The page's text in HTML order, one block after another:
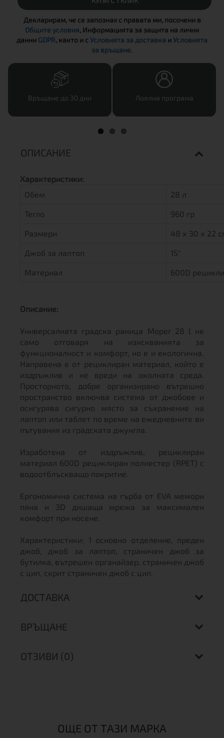
Декларирам, че се запознах с правата ми, посочени в
Общите условия, Информацията за защита на лични
данни GDPR, както и сУсловията за доставка иУсловията
за връщане.
Връщане до 30 дни Лоялна програма
ОПИСАНИЕ
Характеристики:
Обем
28 л
Тегло 960 гр
Размери 48 х 30 х 22
Джоб за лаптоп 15"
Материал 600D
Описание:
Универсалната градска раница Moper 28 l не
само отговаря на изискванията за
функционалност и комфорт, но е и екологична.
Направена е от рециклиран материал, който е
издръжлив и не вреди на околната среда.
Просторното, добре организирано вътрешно
пространство включва система от джобове и
осигурява сигурно място за съхранение на
лаптоп или таблет по време на ежедневните ви
пътувания из градската джунгла.
Изработена от издръжлив, рециклиран
материал 600D рециклиран полиестер (RPET) с
водоотблъскващо покритие.
Ергономична система на гърба от EVA мемори
пяна и 3D дишаща мрежа за максимален
комфорт при носене.
Характеристики: 1 основно отделение, преден
джоб, джоб за лаптоп, страничен джоб за
бутилка, вътрешен органайзер, страничен джоб
с цип, скрит страничен джоб с цип.
ДОСТАВКА
ВРЪЩАНЕ
ОТЗИВИ (0)
ОЩЕ ОТ ТАЗИ МАРКА